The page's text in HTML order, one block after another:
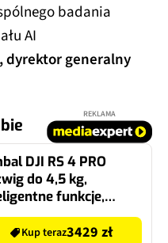
badania
AI
dyrektor generalny
REKLAMA
DJI RS 4 PRO
do 4,5 kg,
funkcje,
pionowa i
Kup teraz3429 zł